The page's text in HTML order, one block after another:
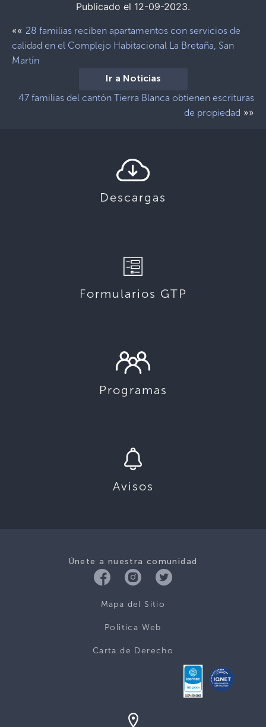
Publicado el 12-09-2023.
«« 28 familias reciben apartamentos con servicios de
calidad en el Complejo Habitacional La Bretaña, San
Martín
Ir a Noticias
47 familias del cantón Tierra Blanca obtienen escrituras
de propiedad »»
Descargas
Formularios GTP
Programas
Avisos
Únete a nuestra comunidad
Mapa del Sitio
Politica Web
Carta de Derecho